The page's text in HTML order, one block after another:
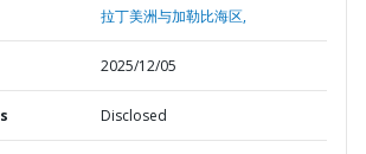
拉丁美洲与加勒比海区,
2025/12/05
Disclosed